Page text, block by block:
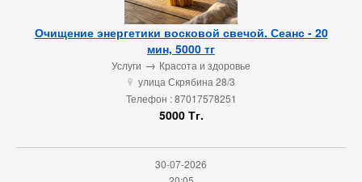
Очищение энергетики восковой свечой. Сеанс - 20
мин, 5000 тг
Услуги → Красота и здоровье
u улица Скрябина 28/3
Телефон : 87017578251
5000 Тг.
30-07-2026